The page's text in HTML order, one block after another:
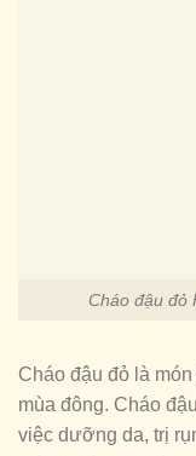
Cháo đậu đỏ
Cháo đậu đỏ là
mùa đông. Cháo
việc dưỡng da, trị